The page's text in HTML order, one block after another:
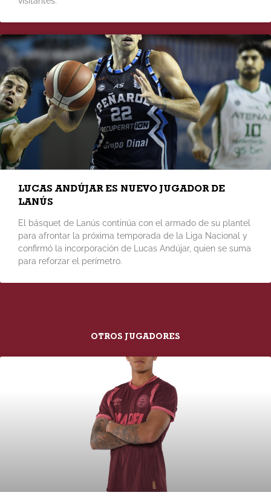
LUCAS ANDÚJAR ES NUEVO JUGADOR DE
LANÚS
El básquet de Lanús continúa con el armado de su plantel
para afrontar la próxima temporada de la Liga Nacional y
confirmó la incorporación de Lucas Andújar, quien se suma
para reforzar el perímetro.
OTROS JUGADORES